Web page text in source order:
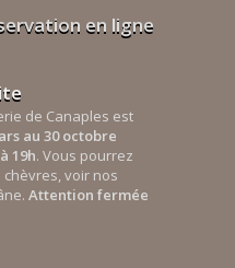
en ligne
de Canaples est
au 30 octobre
19h. Vous pourrez
voir nos
Attention fermée